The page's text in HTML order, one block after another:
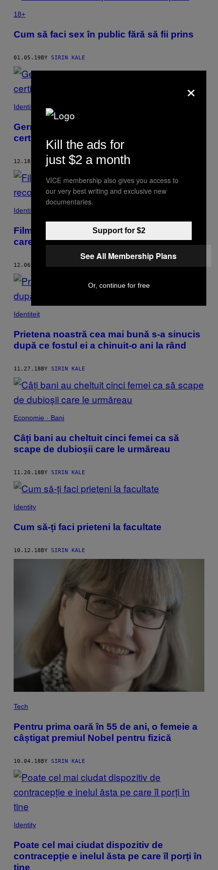
18+
Cum să faci sex în public fără să fii prins
01.05.19BY SIRIN KALE
Identitate
Germania a introdus al treilea gen pe
certificatele de naștere
12.18.18 BY SIRIN KALE
Identity
Filmul horror despre videochatiste pe
care-l recomandă până și Stephen King
12.06.18
Identiteit
Prietena noastră cea mai bună s-a sinucis
după ce fostul ei a chinuit-o ani la rând
11.27.18BY SIRIN KALE
Economie · Bani
Câți bani au cheltuit cinci femei ca să
scape de dubioșii care le urmăreau
11.20.18BY SIRIN KALE
Identity
Cum să-ți faci prieteni la facultate
10.12.18BY SIRIN KALE
Tech
Pentru prima oară în 55 de ani, o femeie a
câștigat premiul Nobel pentru fizică
10.04.18BY SIRIN KALE
Identity
Poate cel mai ciudat dispozitiv de
contracepție e inelul ăsta pe care îl porți în
tine
×
Kill the ads for
just $2 a month
VICE membership also gives you access to
our very best writing and exclusive new
documentaries.
Support for $2
See All Membership Plans
Or, continue for free